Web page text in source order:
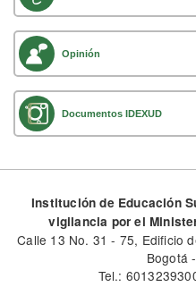
Opinión
Documentos IDEXUD
Institución de Educación
vigilancia por el
Calle 13 No. 31 - 75, Edificio
Bogotá
Tel.: